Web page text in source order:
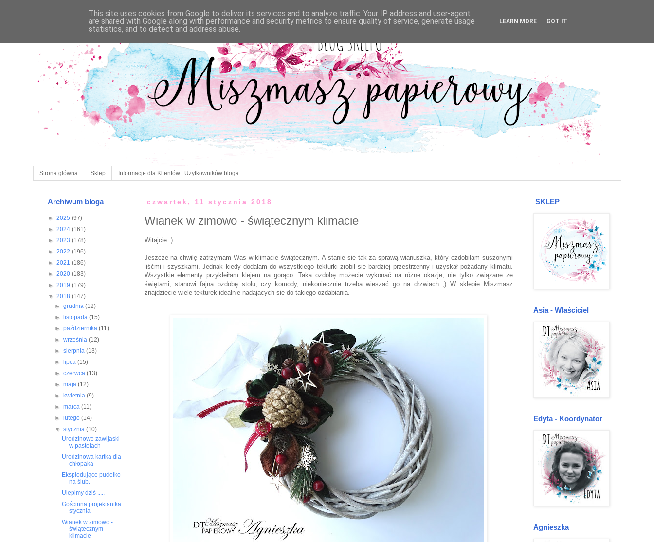
Strona główna Sklep Informacje dla Klientów i Użytkowników bloga
czwartek, 11 stycznia 2018
Wianek w zimowo - świątecznym klimacie
Witajcie :)
Jeszcze na chwilę zatrzymam Was w klimacie świątecznym. A stanie się tak za sprawą wianuszka, który ozdobiłam suszonymi
liśćmi i szyszkami. Jednak kiedy dodałam do wszystkiego tekturki zrobił się bardziej przestrzenny i uzyskał pożądany klimatu.
Wszystkie elementy przykleiłam klejem na gorąco. Taka ozdobę możecie wykonać na różne okazje, nie tylko związane ze
świętami, stanowi fajna ozdobę stołu, czy komody, niekoniecznie trzeba wieszać go na drzwiach ;) W sklepie Miszmasz
znajdziecie wiele tekturek idealnie nadających się do takiego ozdabiania.
Archiwum bloga
► 2025 (97)
► 2024 (161)
► 2023 (178)
► 2022 (196)
► 2021 (186)
► 2020 (183)
► 2019 (179)
▼ 2018 (147)
► grudnia (12)
►
listopada (15)
► października (11)
► września (12)
► sierpnia (13)
►
lipca (15)
► czerwca (13)
► maja (12)
►
kwietnia (9)
► marca (11)
►
lutego (14)
▼ stycznia (10)
Urodzinowe zawijaski
w pastelach
Urodzinowa kartka dla
chłopaka
Eksplodujące pudełko
na ślub.
Ulepimy dziś .....
Gościnna projektantka
stycznia
Wianek w zimowo -
świątecznym
klimacie
SKLEP
Asia - Właściciel
Edyta - Koordynator
Agnieszka
This site uses cookies from Google to deliver its services and to analyze traffic. Your IP address and user-agent
are shared with Google along with performance and security metrics to ensure quality of service, generate usage
statistics, and to detect and address abuse.
LEARN MORE GOT IT